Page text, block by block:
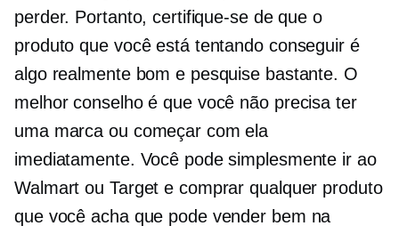
perder. Portanto, certifique-se de que o
produto que você está tentando conseguir é
algo realmente bom e pesquise bastante. O
melhor conselho é que você não precisa ter
uma marca ou começar com ela
imediatamente. Você pode simplesmente ir ao
Walmart ou Target e comprar qualquer produto
que você acha que pode vender bem na